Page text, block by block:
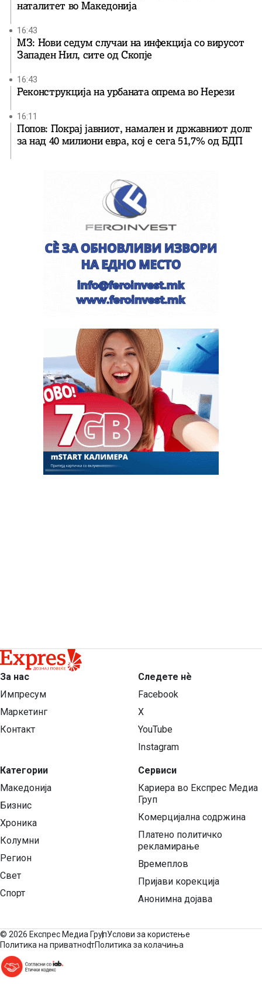
наталитет во Македонија
16:43
МЗ: Нови седум случаи на инфекција со вирусот
Западен Нил, сите од Скопје
16:43
Реконструкција на урбаната опрема во Нерези
16:11
Попов: Покрај јавниот, намален и државниот долг
за над 40 милиони евра, кој e сега 51,7% од БДП
За нас
Импресум
Маркетинг
Контакт
Категории
Македонија
Бизнис
Хроника
Колумни
Регион
Свет
Спорт
Следете нѐ
Facebook
X
YouTube
Instagram
Сервиси
Кариера во Експрес Медиа
Груп
Комерцијална содржина
Платено политичко
рекламирање
Времеплов
Пријави корекција
Анонимна дојава
© 2026 Експрес Медиа ГрупУслови за користење
Политика на приватностПолитика за колачиња